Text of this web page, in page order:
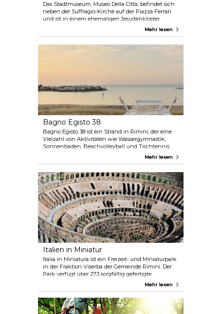
Das Stadtmuseum, Museo Della Città, befindet sich
neben der Suffragio-Kirche auf der Piazza Ferrari
und ist in einem ehemaligen Jesuitenkloster
untergebracht. Es beherbergt zahlreiche Exponate
des lokalen historischen und künstlerischen Erbes,
Mehr lesen
Bagno Egisto 38
Bagno Egisto 38 ist ein Strand in Rimini, der eine
Vielzahl von Aktivitäten wie Wassergymnastik,
Sonnenbaden, Beachvolleyball und Tischtennis
bietet. Dieses Feriendorf gibt es seit 1994 und bietet
tagsüber als auch nachts an.
Mehr lesen
Italien in Miniatur
Italia in Miniatura ist ein Freizeit- und Miniaturpark
in der Fraktion Viserba der Gemeinde Rimini. Der
Park verfügt über 273 sorgfältig gefertigte
Nachbildungen berühmter italienischer und
Sizilien und Kalabrien an einem Tag erkunden
und so das ganze Land in Miniaturform kennen
lernen. Vergessen Sie nicht, in den Arcobaleno, den
Mehr lesen